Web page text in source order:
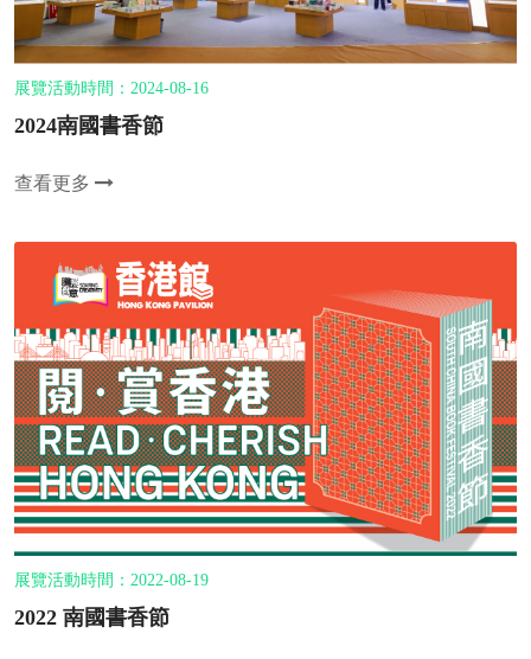
展覽活動時間：2024-08-16
2024南國書香節
查看更多
展覽活動時間：2022-08-19
2022 南國書香節